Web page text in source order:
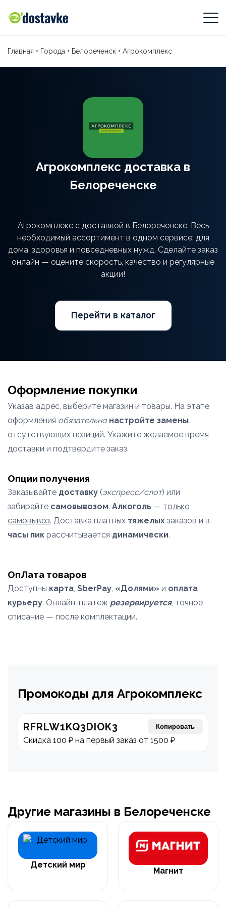
Главная • Города • Белореченск • Агрокомплекс
Агрокомплекс доставка в
Белореченске
Агрокомплекс с доставкой в Белореченске. Весь
необходимый ассортимент в одном сервисе: для
дома, здоровья и повседневных нужд. Сделайте заказ
онлайн — оцените скорость, качество и регулярные
акции!
Перейти в каталог
Оформление покупки
Указав адрес, выберите магазин и товары. На этапе
оформления обязательно настройте замены
отсутствующих позиций. Укажите желаемое время
доставки и подтвердите заказ.
Опции получения
Заказывайте доставку (экспресс/слот) или
забирайте самовывозом. Алкоголь — только
самовывоз. Доставка платных тяжелых заказов и в
часы пик рассчитывается динамически.
ОпЛата товаров
Доступны карта, SberPay, «Долями» и оплата
курьеру. Онлайн-платеж резервируется, точное
списание — после комплектации.
Промокоды для Агрокомплекс
RFRLW1KQ3DIOK3 Копировать
Скидка 100 ₽ на первый заказ от 1500 ₽
Другие магазины в Белореченске
Детский мир
Магнит